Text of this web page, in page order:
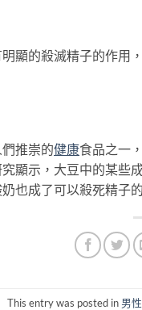
顯的殺滅精子的作用
推崇的健康食品之一
顯示，大豆中的某些
也成了可以殺死精子
This entry was posted in 男